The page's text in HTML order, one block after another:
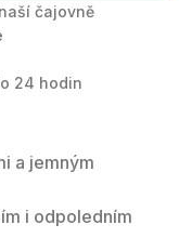
čajovně
24 hodin
a jemným
i odpoledním